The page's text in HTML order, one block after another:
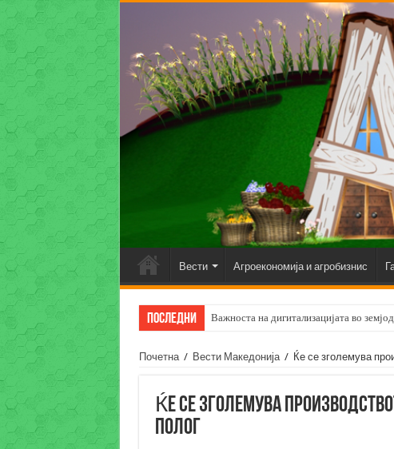
Вести Агроекономија и агробизнис
Последни Важноста на дигитализацијата во
Почетна / Вести Македонија / Ќе се зголемува
Ќе се зголемува
Полог